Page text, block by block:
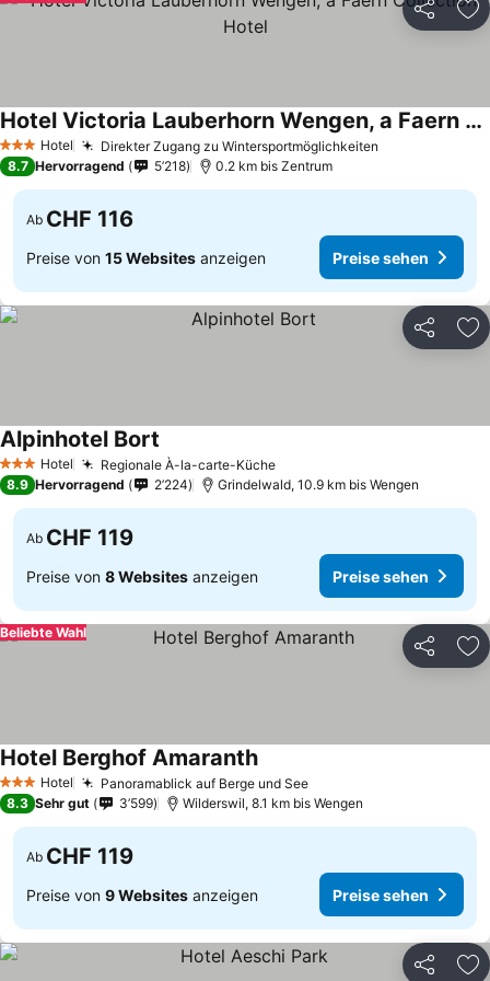
Teilen
3 SterneHotel Direkter Zugang zu Wintersportmöglichkeiten
Hotel Victoria Lauberhorn Wengen, a Faern Collection Hotel
Preise sehen
8.7 Hervorragend 5’218 0.2 km bis Zentrum
Ab CHF 116
Preise von 15 Websites anzeigen Preise sehen
Teilen
3 SterneHotel Regionale À-la-carte-KüchePreise sehen
Alpinhotel Bort Preise sehen
8.9 Hervorragend 2’224 Grindelwald, 10.9 km bis Wengen
Ab CHF 119
Preise von 8 Websites anzeigen Preise sehen
Teilen
Beliebte Wahl
3 SterneHotel Panoramablick auf Berge und SeePreise sehen
Hotel Berghof AmaranthPreise sehen
8.3 Sehr gut 3’599 Wilderswil, 8.1 km bis Wengen
Ab CHF 119
Preise von 9 Websites anzeigen Preise sehen
Teilen